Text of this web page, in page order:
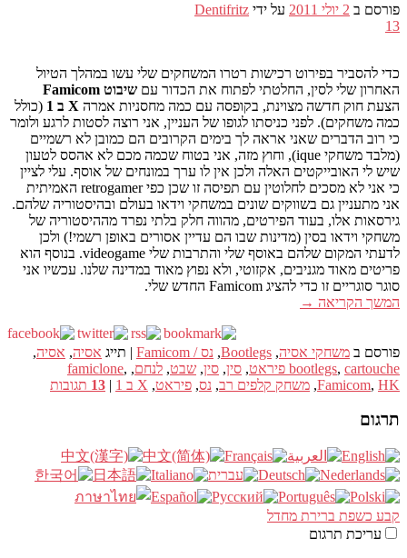
פורסם ב 2 יולי 2011 על ידי Dentifritz
13
כדי להסביר בפירוט רכישות רטרו המשחקים שלי עשו במהלך הטיול
האחרון שלי לסין, החלטתי לפתוח את הכדור עם שיבוט Famicom
הצעת חוק חדשה מצוינת, בקופסה עם כמה מחסניות אמרה X ב 1
(כולל
כמה משחקים). לפני כניסתו לגופו של העניין, אני רוצה לסטות לרגע ולומר
כי רוב הדברים שאני אראה לך בימים הקרובים הם כמובן לא רשמיים
(מלבד משחקי ique), וחוץ מזה, אני בטוח שכמה מכם לא אהסס לטעון
שיש לי האובייקטים האלה ולכן אין לו ערך במונחים של אוסף. עלי לציין
כי אני לא מסכים לחלוטין עם תפיסה זו שכן כפי retrogamer האמיתית
אני מתעניין גם בשווקים שונים במשחקי וידאו בעולם ובהיסטוריה שלהם.
גירסאות אלו, בעוד הפירטים, מהווה חלק בלתי נפרד מההיסטוריה של
משחקי וידאו בסין (מדינות שבו הם עדיין אסורים באופן רשמי!) ולכן
לדעתי המקום שלהם באוסף שלי והתרבות שלי videogame. בנוסף הוא
פריטים מאוד מגניבים, אקזוטי, ולא נפוץ מאוד במדינה שלנו. עכשיו אני
סוגר סוגריים זו כדי להציג Famicom החדש שלי.
המשך הקריאה →
פורסם ב משחקי אסיה,
Bootlegs
, נס / Famicom | תייג אסיה, אסיה,
bootlegs, cartouche פיראט , סין, סין, שבט, לנחם,
famiclone,
Famicom, HK
, משחק קלפים רב, נס, פיראט, X ב 1 |
13 תגובות
תרגום
קבע כשפת ברירת מחדל
עריכת תרגום